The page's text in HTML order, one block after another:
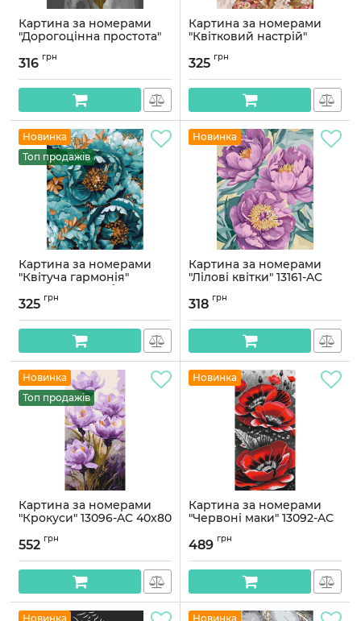
Картина за номерами
"Дорогоцінна простота"
металізованими
Артикул:13173-AC
316 грн
Картина за номерами
"Квітковий настрій"
Артикул:
325 грн
Новинка
Топ продажів
Картина за номерами
"Квітуча гармонія"
KHO3276 з фарбами
металік 40х50см
Артикул:KHO3276
325 грн
Новинка
Картина за номерами
"Лілові квітки" 13161-AC
Артикул:
318 грн
Новинка
Топ продажів
Картина за номерами
"Крокуси" 13096-AC 40х80
Артикул:
552 грн
Новинка
Картина за номерами
"Червоні маки" 13092-AC
металізованими
Артикул:13092-AC
489 грн
Новинка Новинка